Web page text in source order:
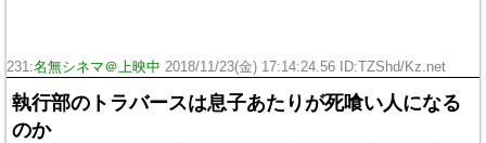
231:名無シネマ＠上映中 2018/11/23(金) 17:14:24.56 ID:TZShd/Kz.net
執行部のトラバースは息子あたりが死喰い人になる
のか